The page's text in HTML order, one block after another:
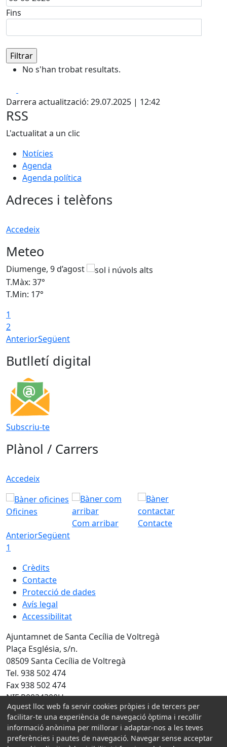
Fins
No s'han trobat resultats.
Darrera actualització: 29.07.2025 | 12:42
RSS
L'actualitat a un clic
Notícies
Agenda
Agenda política
Adreces i telèfons
Accedeix
Meteo
Diumenge, 9 d’agost
T.Màx: 37°
T.Min: 17°
1
2
AnteriorSegüent
Butlletí digital
Subscriu-te
Plànol / Carrers
Accedeix
Oficines
Com arribar
Contacte
AnteriorSegüent
1
Crèdits
Contacte
Protecció de dades
Avís legal
Accessibilitat
Ajuntamnet de Santa Cecília de Voltregà
Plaça Església, s/n.
08509 Santa Cecília de Voltregà
Tel. 938 502 474
Fax 938 502 474
NIF P0824300H
Amb la col·laboració de:
Aquest lloc web fa servir cookies pròpies i de tercers per
facilitar-te una experiència de navegació òptima i recollir
informació anònima per millorar i adaptar-nos a les teves
preferències i pautes de navegació. Navegar sense acceptar